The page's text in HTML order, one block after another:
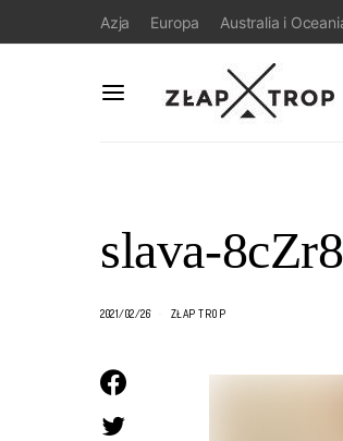
Azja Europa Australia i
slava-
2021/02/26 ZŁAP TROP